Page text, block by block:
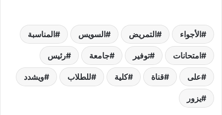
الأجواء التمريض السويس المناسبة
امتحانات توفير جامعة رئيس
على قناة كلية للطلاب ويشدد
يزور